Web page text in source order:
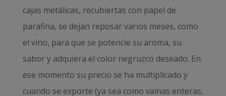
cajas metálicas, recubiertas con papel de
parafina, se dejan reposar varios meses, como
el vino, para que se potencie su aroma, su
sabor y adquiera el color negruzco deseado. En
ese momento su precio se ha multiplicado y
cuando se exporte (ya sea como vainas enteras,